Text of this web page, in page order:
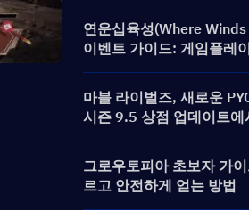
연운십육성(Where
이벤트 가이드: 게임플레
마블 라이벌즈, 새로운
시즌 9.5 상점 업데이트에
매하는 방법
그로우토피아 초보자 가
르고 안전하게 얻는 방법